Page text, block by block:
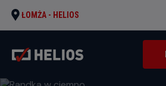
ŁOMŻA - HELIOS